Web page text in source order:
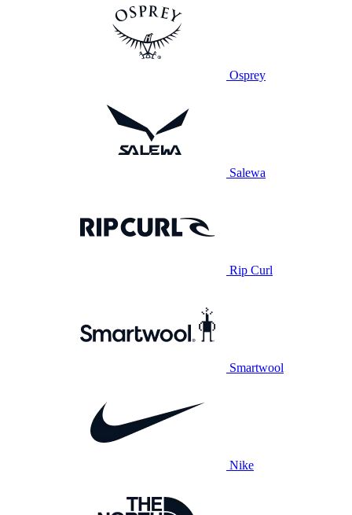
Osprey
Salewa
Rip Curl
Smartwool
Nike